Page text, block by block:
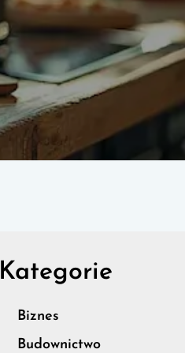
Kategorie
Biznes
Budownictwo